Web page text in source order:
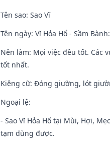
Tên sao: Sao Vĩ
Tên ngày: Vĩ Hỏa Hổ - Sầm
Nên làm: Mọi việc đều tốt. Các
tốt nhất.
Kiêng cữ: Đóng giường, lót
Ngoại lệ:
- Sao Vĩ Hỏa Hổ tại Mùi, Hợi,
tạm dùng được.